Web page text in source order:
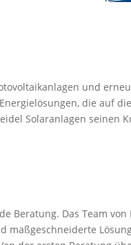
und
die auf
Solaranlagen seinen
Beratung. Das Team